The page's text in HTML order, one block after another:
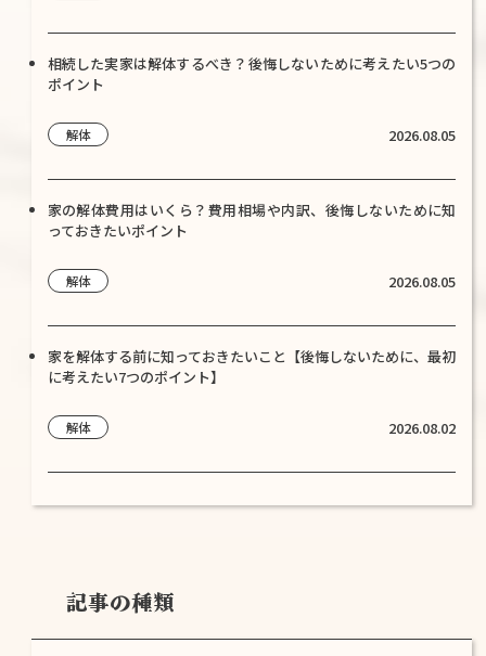
相続した実家は解体するべき？後悔しないために考えたい5つの
ポイント
解体 2026.08.05
家の解体費用はいくら？費用相場や内訳、後悔しないために知
っておきたいポイント
解体 2026.08.05
家を解体する前に知っておきたいこと【後悔しないために、最初
に考えたい7つのポイント】
解体 2026.08.02
記事の種類